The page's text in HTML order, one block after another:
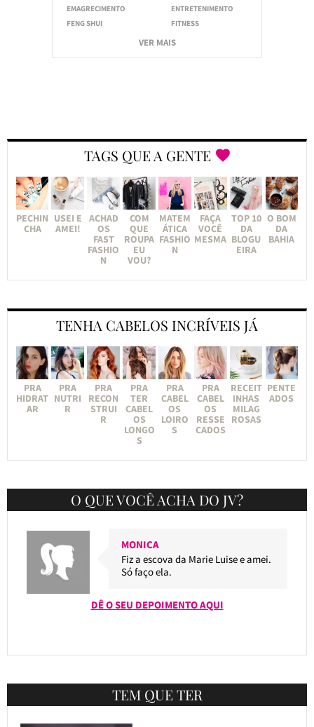
EMAGRECIMENTO
ENTRETENIMENTO
FENG SHUI
FITNESS
VER MAIS
TAGS QUE A GENTE
PECHIN
CHA
USEI E
AMEI!
ACHAD
OS
FAST
FASHIO
N
COM
QUE
ROUPA
EU
VOU?
MATEM
ÁTICA
FASHIO
N
FAÇA
VOCÊ
MESMA
TOP 10
DA
BLOGU
EIRA
O BOM
DA
BAHIA
TENHA CABELOS INCRÍVEIS JÁ
PRA
HIDRAT
AR
PRA
NUTRI
R
PRA
RECON
STRUI
R
PRA
TER
CABEL
OS
LONGO
S
PRA
CABEL
OS
LOIRO
S
PRA
CABEL
OS
RESSE
CADOS
RECEIT
INHAS
MILAG
ROSAS
PENTE
ADOS
O QUE VOCÊ ACHA DO JV?
MONICA
Fiz a escova da Marie Luise e amei.
Só faço ela.
DÊ O SEU DEPOIMENTO AQUI
TEM QUE TER